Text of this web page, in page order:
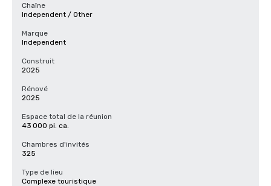
Chaîne
Independent / Other
Marque
Independent
Construit
2025
Rénové
2025
Espace total de la réunion
43 000 pi. ca.
Chambres d'invités
325
Type de lieu
Complexe touristique